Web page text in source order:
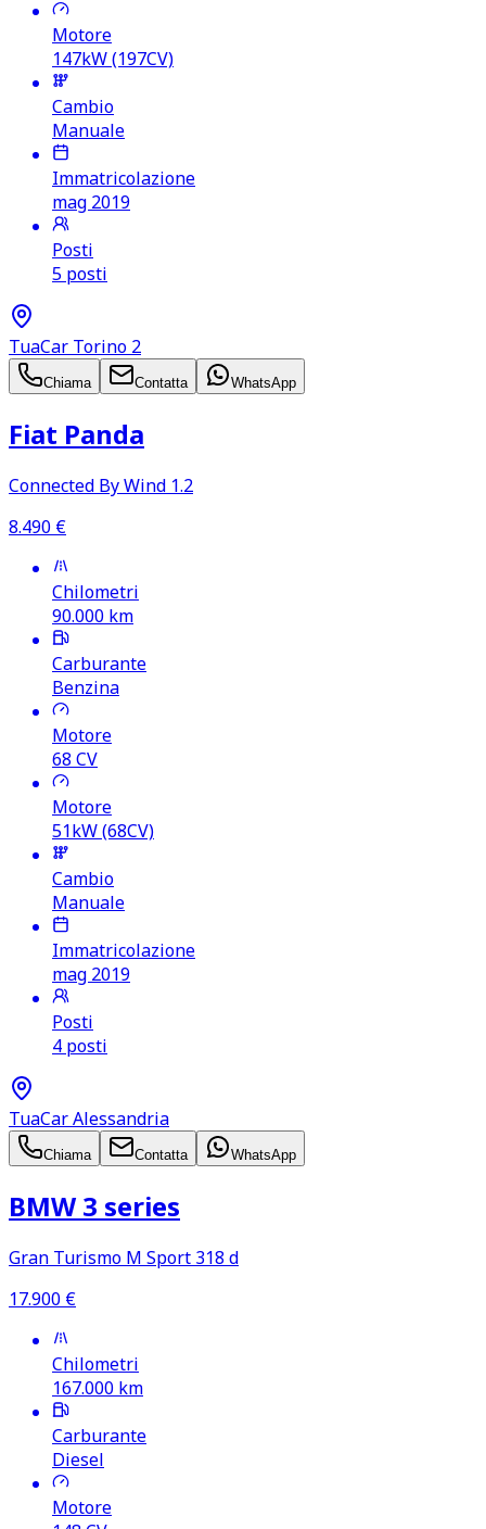
Motore
147kW (197CV)
Cambio
Manuale
Immatricolazione
mag 2019
Posti
5 posti
TuaCar Torino 2
Chiama Contatta WhatsApp
Fiat Panda
Connected By Wind 1.2
8.490 €
Chilometri
90.000 km
Carburante
Benzina
Motore
68 CV
Motore
51kW (68CV)
Cambio
Manuale
Immatricolazione
mag 2019
Posti
4 posti
TuaCar Alessandria
Chiama Contatta WhatsApp
BMW 3 series
Gran Turismo M Sport 318 d
17.900 €
Chilometri
167.000 km
Carburante
Diesel
Motore